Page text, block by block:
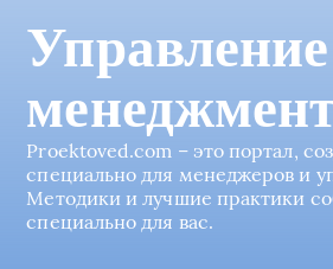
Proektoved.com – это портал,
специально для менеджеров и
Методики и лучшие практики
специально для вас.